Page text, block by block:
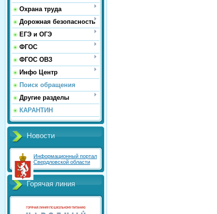
Охрана труда
Дорожная безопасность
ЕГЭ и ОГЭ
ФГОС
ФГОС ОВЗ
Инфо Центр
Поиск обращения
Другие разделы
КАРАНТИН
Новости
Информационный портал
Свердловской области
Горячая линия